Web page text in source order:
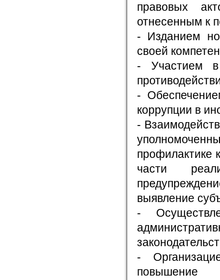
правовых
отнесенным к
- Изданием
своей
- Участием в
-
коррупции в
-
профилактике
части
выявление
-
-